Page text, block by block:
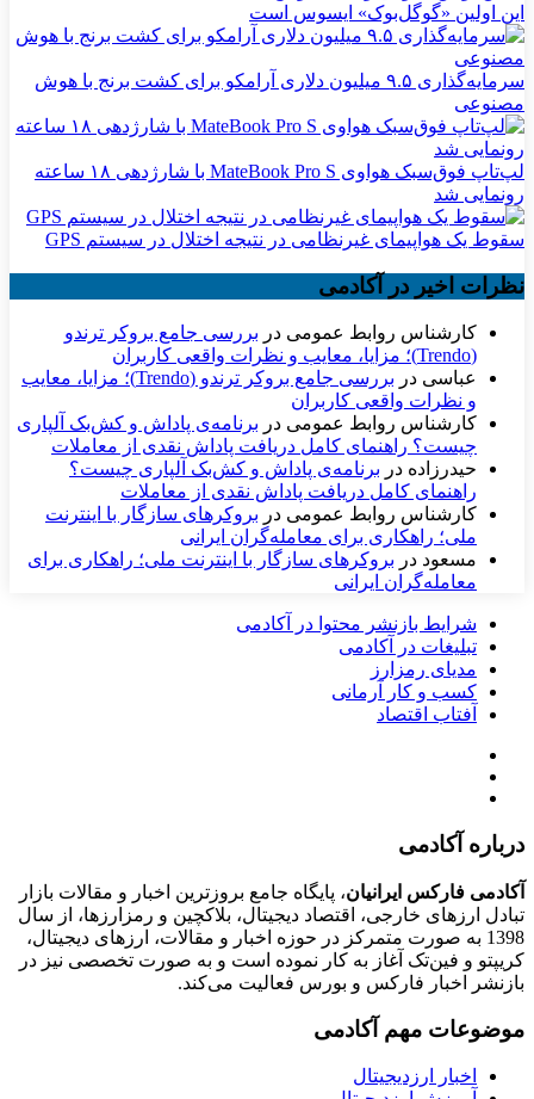
این اولین «گوگل‌بوک» ایسوس است
سرمایه‌گذاری ۹.۵ میلیون دلاری آرامکو برای کشت برنج با هوش
مصنوعی
لپ‌تاپ فوق‌سبک هواوی MateBook Pro S با شارژدهی ۱۸ ساعته
رونمایی شد
سقوط یک هواپیمای غیرنظامی در نتیجه اختلال در سیستم‌ GPS
نظرات اخیر در آکادمی
کارشناس روابط عمومی در بررسی جامع بروکر ترندو
(Trendo)؛ مزایا، معایب و نظرات واقعی کاربران
عباسی در
بررسی جامع بروکر ترندو (Trendo)؛ مزایا، معایب
و نظرات واقعی کاربران
کارشناس روابط عمومی در برنامه‌ی پاداش و کش‌بک آلپاری
چیست؟ راهنمای کامل دریافت پاداش نقدی از معاملات
حیدرزاده در برنامه‌ی پاداش و کش‌بک آلپاری چیست؟
راهنمای کامل دریافت پاداش نقدی از معاملات
کارشناس روابط عمومی در بروکرهای سازگار با اینترنت
ملی؛ راهکاری برای معامله‌گران ایرانی
مسعود در بروکرهای سازگار با اینترنت ملی؛ راهکاری برای
معامله‌گران ایرانی
شرایط بازنشر محتوا در آکادمی
تبلیغات در آکادمی
مدیای رمزارز
کسب و کار آرمانی
آفتاب اقتصاد
درباره آکادمی
آکادمی فارکس ایرانیان، پایگاه جامع بروزترین اخبار و مقالات بازار
تبادل ارزهای خارجی، اقتصاد دیجیتال، بلاکچین و رمزارزها، از سال
1398 به صورت متمرکز در حوزه اخبار و مقالات، ارزهای‌ دیجیتال،
کریپتو و فین‌تک آغاز به کار نموده است و به صورت تخصصی نیز در
بازنشر اخبار فارکس و بورس فعالیت می‌کند.
موضوعات مهم آکادمی
اخبار ارزدیجیتال